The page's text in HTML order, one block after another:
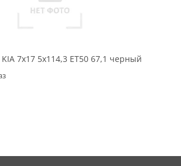
7x17 5x114,3 ET50 67,1 черный